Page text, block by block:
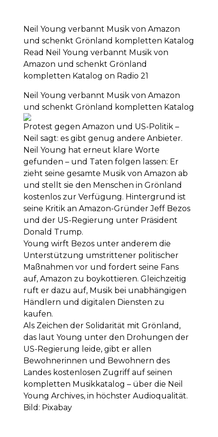
Neil Young verbannt Musik von Amazon
und schenkt Grönland kompletten Katalog
Read Neil Young verbannt Musik von
Amazon und schenkt Grönland
kompletten Katalog on Radio 21
Neil Young verbannt Musik von Amazon
und schenkt Grönland kompletten Katalog
Protest gegen Amazon und US-Politik –
Neil sagt: es gibt genug andere Anbieter.
Neil Young hat erneut klare Worte
gefunden – und Taten folgen lassen: Er
zieht seine gesamte Musik von Amazon ab
und stellt sie den Menschen in Grönland
kostenlos zur Verfügung. Hintergrund ist
seine Kritik an Amazon-Gründer Jeff Bezos
und der US-Regierung unter Präsident
Donald Trump.
Young wirft Bezos unter anderem die
Unterstützung umstrittener politischer
Maßnahmen vor und fordert seine Fans
auf, Amazon zu boykottieren. Gleichzeitig
ruft er dazu auf, Musik bei unabhängigen
Händlern und digitalen Diensten zu
kaufen.
Als Zeichen der Solidarität mit Grönland,
das laut Young unter den Drohungen der
US-Regierung leide, gibt er allen
Bewohnerinnen und Bewohnern des
Landes kostenlosen Zugriff auf seinen
kompletten Musikkatalog – über die Neil
Young Archives, in höchster Audioqualität.
Bild: Pixabay